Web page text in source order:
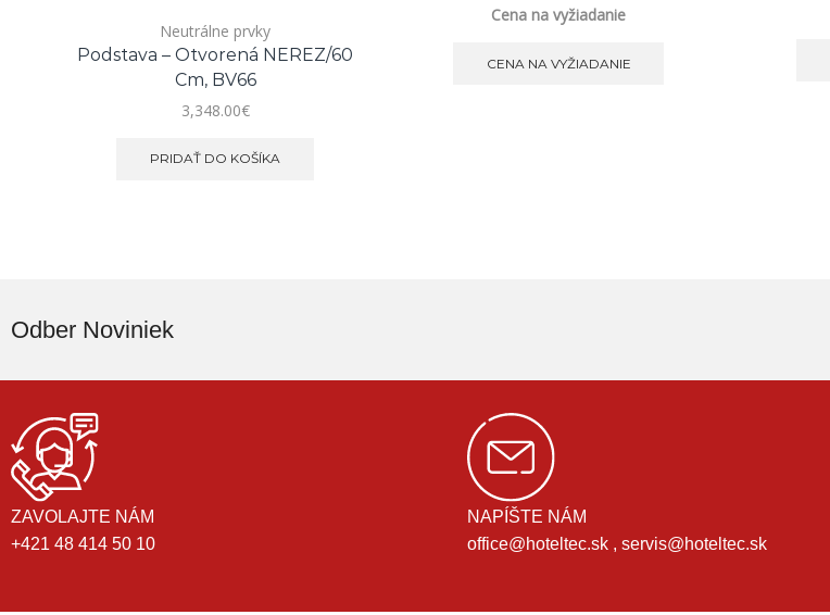
Neutrálne prvky
Podstava – Otvorená NEREZ/60
Cm, BV66
3,348.00€
PRIDAŤ DO KOŠÍKA
Cena na vyžiadanie
CENA NA VYŽIADANIE
Odber Noviniek
ZAVOLAJTE NÁM
+421 48 414 50 10
NAPÍŠTE NÁM
office@hoteltec.sk , servis@hoteltec.sk